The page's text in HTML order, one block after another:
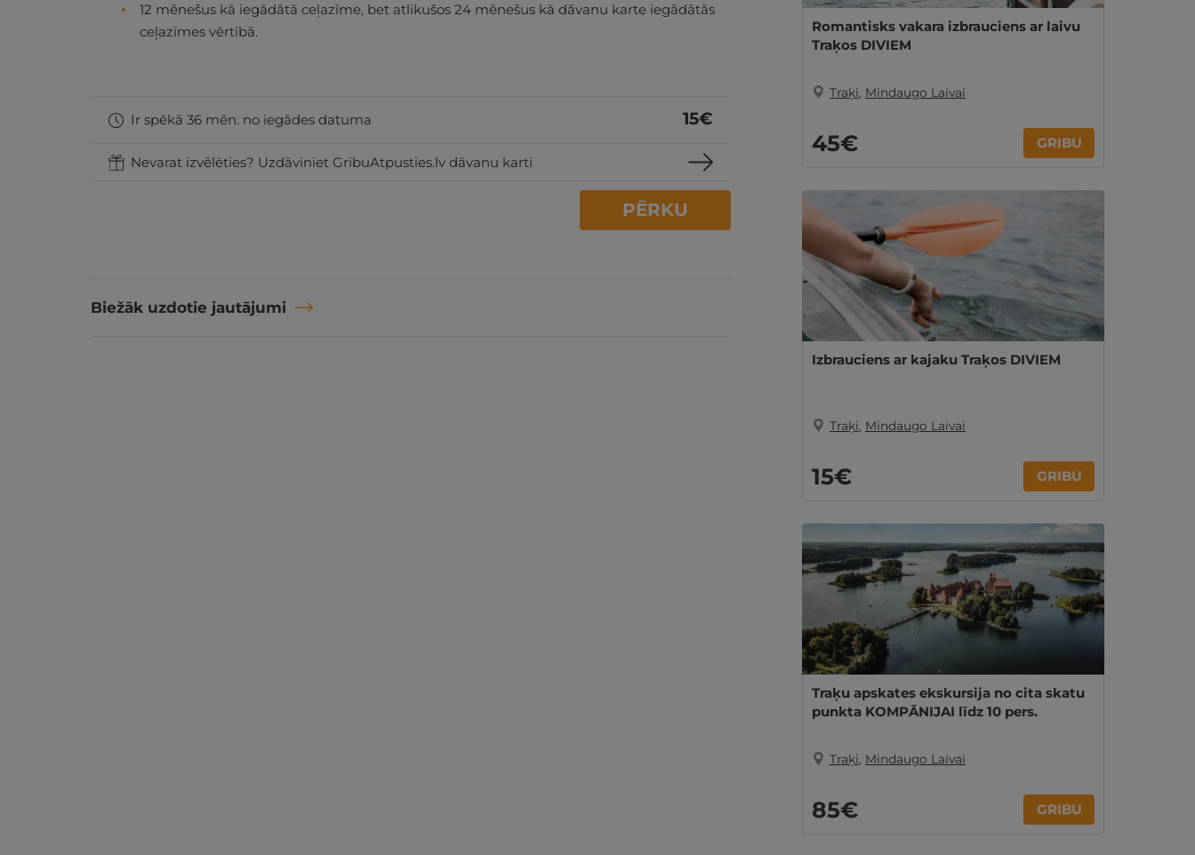
12 mēnešus kā iegādātā ceļazīme, bet atlikušos 24 mēnešus kā dāvanu karte iegādātās
ceļazīmes vērtībā.
Ir spēkā 36 mēn. no iegādes datuma 15€
Nevarat izvēlēties? Uzdāviniet GribuAtpusties.lv dāvanu karti
PĒRKU
Biežāk uzdotie jautājumi
Romantisks vakara izbrauciens ar laivu
Traķos DIVIEM
Traķi, Mindaugo Laivai
45€ GRIBU
Izbrauciens ar kajaku Traķos DIVIEM
Traķi, Mindaugo Laivai
15€ GRIBU
Traķu apskates ekskursija no cita skatu
punkta KOMPĀNIJAI līdz 10 pers.
Traķi, Mindaugo Laivai
85€ GRIBU